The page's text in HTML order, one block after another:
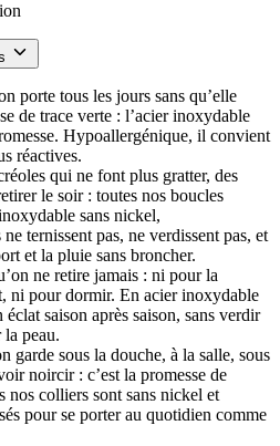
porte tous les jours sans qu’elle
de trace verte : l’acier inoxydable
Hypoallergénique, il convient
réactives.
qui ne font plus gratter, des
le soir : toutes nos boucles
sans nickel,
ternissent pas, ne verdissent pas, et
et la pluie sans broncher.
ne retire jamais : ni pour la
ni pour dormir. En acier inoxydable
saison après saison, sans verdir
la peau.
garde sous la douche, à la salle, sous
noircir : c’est la promesse de
nos colliers sont sans nickel et
pour se porter au quotidien comme